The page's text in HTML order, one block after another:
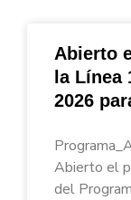
Abierto
la Línea
2026
Abierto el
del